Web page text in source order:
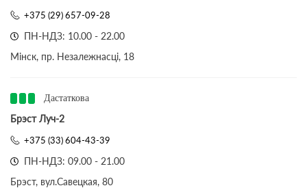
+375 (29) 657-09-28
ПН-НДЗ: 10.00 - 22.00
Мінск, пр. Незалежнасці, 18
Дастаткова
Брэст Луч-2
+375 (33) 604-43-39
ПН-НДЗ: 09.00 - 21.00
Брэст, вул.Савецкая, 80